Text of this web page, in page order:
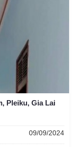
Pleiku, Gia Lai
09/09/2024